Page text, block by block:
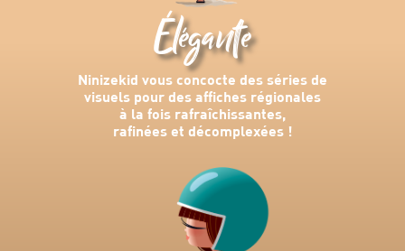
Élégante
Ninizekid vous concocte des séries de
visuels pour des affiches régionales
à la fois rafraîchissantes,
rafinées et décomplexées !